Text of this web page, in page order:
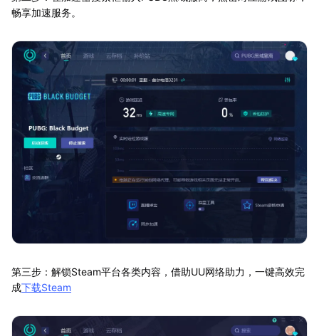
畅享加速服务。
第三步：解锁Steam平台各类内容，借助UU网络助力，一键高效完
成下载Steam